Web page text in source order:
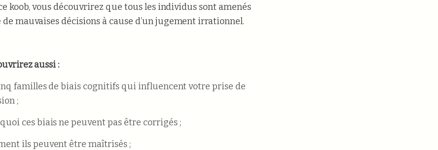
koob, vous découvrirez que tous les individus sont amenés
mauvaises décisions à cause d’un jugement irrationnel.
aussi :
familles de biais cognitifs qui influencent votre prise de
;
ces biais ne peuvent pas être corrigés ;
ils peuvent être maîtrisés ;